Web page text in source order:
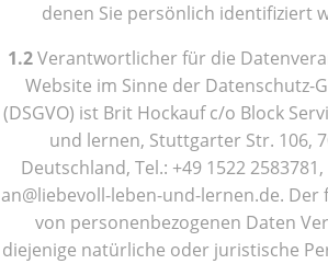
denen Sie persönlich identifiziert
1.2Verantwortlicher für die
Website im Sinne der Datenschutz-
(DSGVO) ist Brit Hockauf c/o Block
und lernen, Stuttgarter Str. 106,
Deutschland, Tel.: +49 1522
an@liebevoll-leben-und-lernen.de.
von personenbezogenen Daten
diejenige natürliche oder juristische